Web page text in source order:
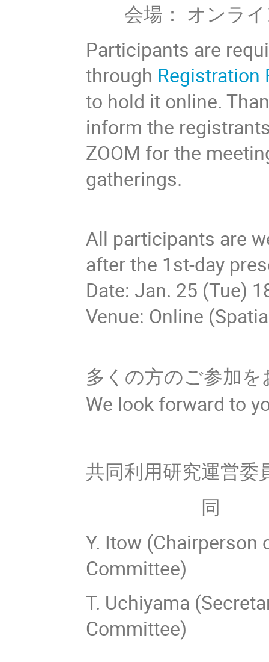
会場： オンライ
Participants are
through Registration
to hold it online.
inform the
ZOOM for the
gatherings.
All participants are
after the 1st-day
Date: Jan. 25 (Tue)
Venue: Online
多くの方のご参加
We look forward to
共同利用研究運営
同 幹
Y. Itow (Chairperson
Committee)
T. Uchiyama
Committee)